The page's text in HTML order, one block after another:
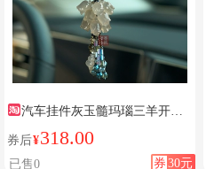
汽车挂件灰玉髓玛瑙三羊开泰
麒麟平安福后视镜吊坠2024新款
券后¥318.00
券30元
已售0